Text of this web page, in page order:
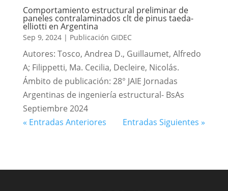
Comportamiento estructural preliminar de
paneles contralaminados clt de pinus taeda-
elliotti en Argentina
Sep 9, 2024| Publicación GIDEC
Autores: Tosco, Andrea D., Guillaumet, Alfredo
A; Filippetti, Ma. Cecilia, Decleire, Nicolás.
Ámbito de publicación: 28° JAIE Jornadas
Argentinas de ingeniería estructural- BsAs
Septiembre 2024
« Entradas Anteriores
Entradas Siguientes »